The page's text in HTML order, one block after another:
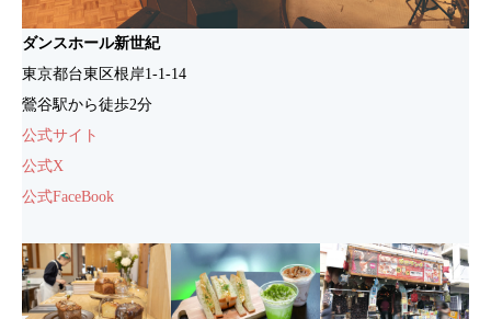
ダンスホール新世紀
東京都台東区根岸1-1-14
鶯谷駅から徒歩2分
公式サイト
公式X
公式FaceBook